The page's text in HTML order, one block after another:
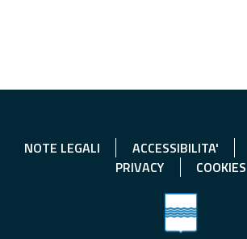
NOTE LEGALI ACCESSIBILITA'
PRIVACY
COOKIES